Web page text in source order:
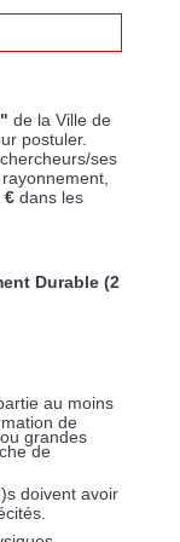
de la Ville de
postuler.
ses
€ dans les
Durable (2
au moins
de
grandes
de
doivent avoir